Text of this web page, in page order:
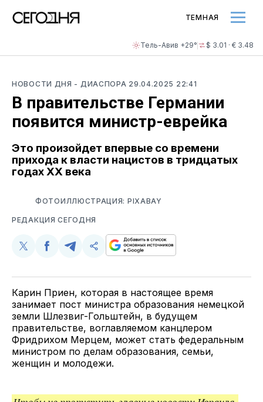
Тель-Авив +29° $ 3.01 · € 3.48
ТЕМНАЯ
НОВОСТИ ДНЯ - ДИАСПОРА 29.04.2025 22:41
В правительстве Германии
появится министр-еврейка
Это произойдет впервые со времени
прихода к власти нацистов в тридцатых
годах ХХ века
ФОТОИЛЛЮСТРАЦИЯ: PIXABAY
РЕДАКЦИЯ СЕГОДНЯ
Поделиться
Twitter
Поделиться
Facebook
Поделиться
Telegram
Скопируйте
поделитесь
Карин Приен, которая в настоящее время
занимает пост министра образования немецкой
земли Шлезвиг-Гольштейн, в будущем
правительстве, воглавляемом канцлером
Фридрихом Мерцем, может стать федеральным
министром по делам образования, семьи,
женщин и молодежи.